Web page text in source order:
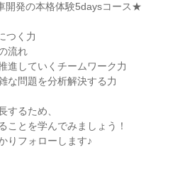
開発の本格体験5daysコース★
つく力
流れ
進していくチームワーク力
な問題を分析解決する力
するため、
ことを学んでみましょう！
りフォローします♪